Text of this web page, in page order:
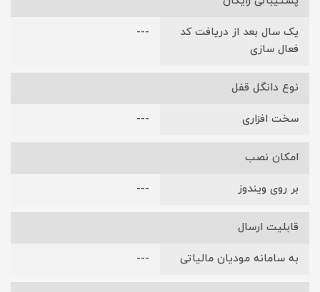
یک سال بعد از دریافت کد
فعال سازی
---
نوع دانگل قفل
سخت افزاری ---
امکان نصب
بر روی ویندوز ---
قابلیت ارسال
به سامانه مودیان مالیاتی ---